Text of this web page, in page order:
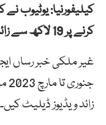
کیلیفورنیا: یوٹیوب
کرنے پر 19 لاکھ سے زائد بھارتی ویڈیوز ہٹا دیں۔
غیر ملکی خبر رساں
زائد ویڈیوز ڈیلیٹ کیں۔